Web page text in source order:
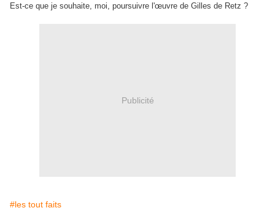
Est-ce que je souhaite, moi, poursuivre l'œuvre de Gilles de Retz ?
Publicité
#les tout faits